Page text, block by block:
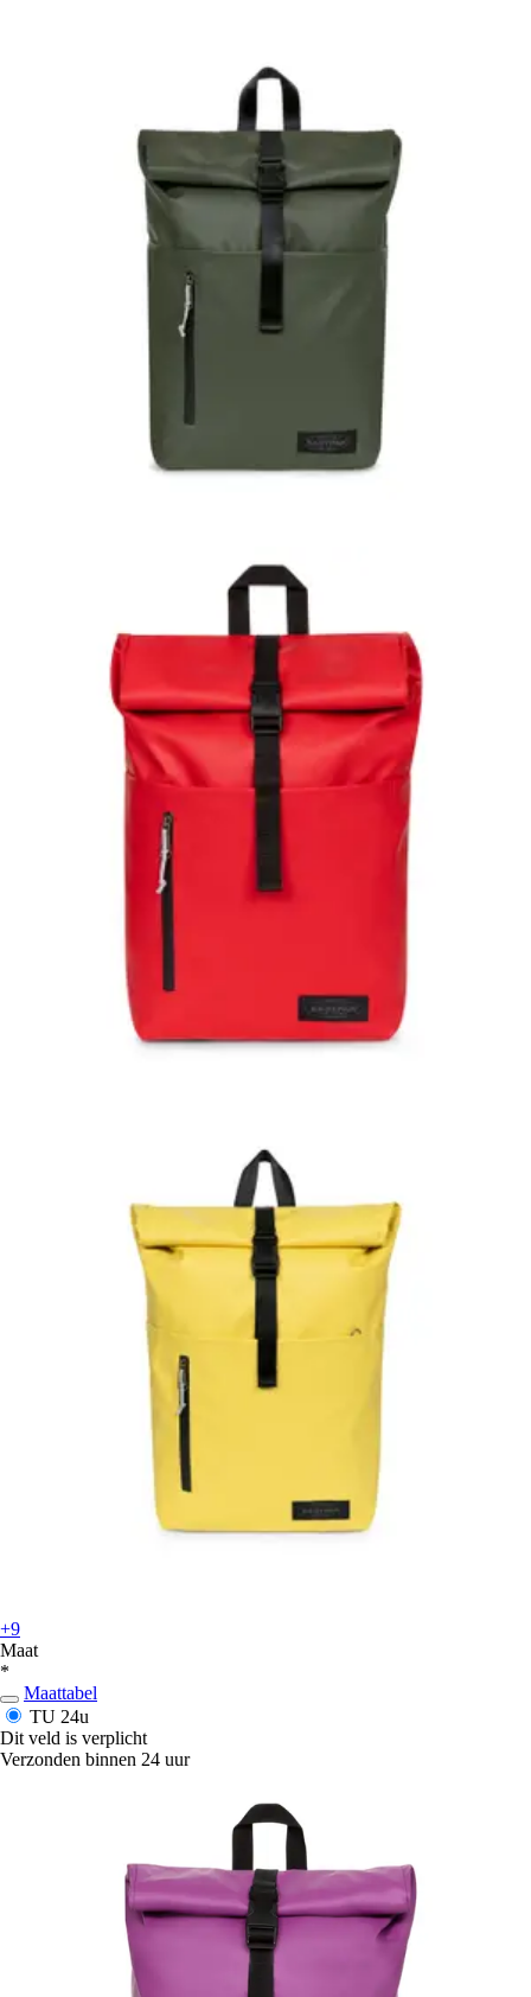
+9
Maat
*
Maattabel
TU 24u
Dit veld is verplicht
Verzonden binnen 24 uur